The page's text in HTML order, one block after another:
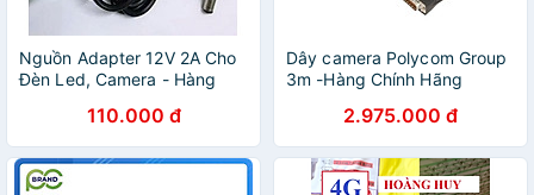
Nguồn Adapter 12V 2A Cho
Đèn Led, Camera - Hàng
CAMERA GIÁM SÁT
110.000 đ
Dây camera Polycom Group
3m -Hàng Chính Hãng
2.975.000 đ